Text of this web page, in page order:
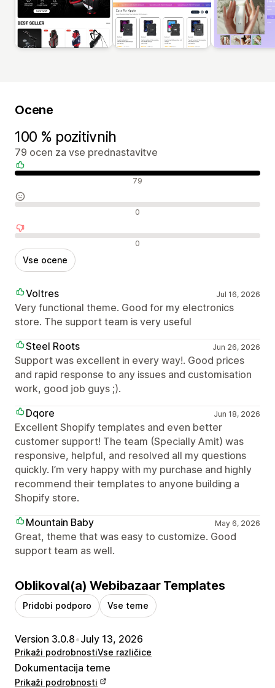
Ocene
100 % pozitivnih
79 ocen za vse prednastavitve
Pozitivne ocene 79
Nevtralne ocene 0
Negativne ocene 0
Vse ocene
Voltres Jul 16, 2026
Very functional theme. Good for my electronics
store. The support team is very useful
Steel Roots
Jun 26, 2026
Support was excellent in every way!. Good prices
and rapid response to any issues and customisation
work, good job guys ;).
Dqore
Jun 18, 2026
Excellent Shopify templates and even better
customer support! The team (Specially Amit) was
responsive, helpful, and resolved all my questions
quickly. I’m very happy with my purchase and highly
recommend their templates to anyone building a
Shopify store.
Mountain Baby
May 6, 2026
Great, theme that was easy to customize. Good
support team as well.
Oblikoval(a) Webibazaar Templates
Pridobi podporo Vse teme
Version 3.0.8•July 13, 2026
Prikaži podrobnostiVse različice
Dokumentacija teme
Prikaži podrobnosti